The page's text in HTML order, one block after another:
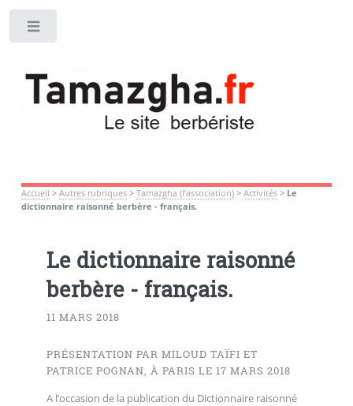
Accueil > Autres rubriques> Tamazgha (l’association)> Activités> Le
dictionnaire raisonné berbère - français.
Le dictionnaire raisonné
berbère - français.
11 MARS 2018
PRÉSENTATION PAR MILOUD TAÏFI ET
PATRICE POGNAN, À PARIS LE 17 MARS 2018
A l’occasion de la publication du Dictionnaire raisonné